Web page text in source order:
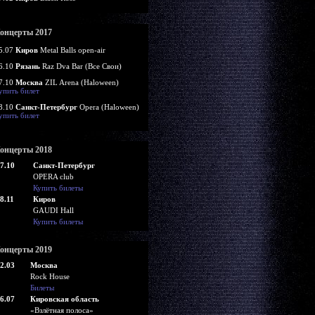
2017
Киров Metal Balls open-air
Рязань Raz Dva Bar (Все Свои)
Москва ZIL Arena (Haloween)
билет
Санкт-Петербург Opera (Haloween)
билет
2018
Санкт-Петербург
OPERA club
Купить билеты
Киров
GAUDI Hall
Купить билеты
2019
Москва
Rock House
Билеты
Кировская область
«Взлётная полоса»